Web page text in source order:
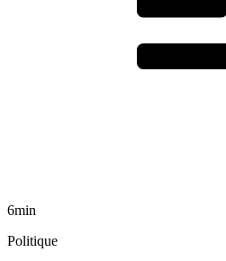
6min
Politique